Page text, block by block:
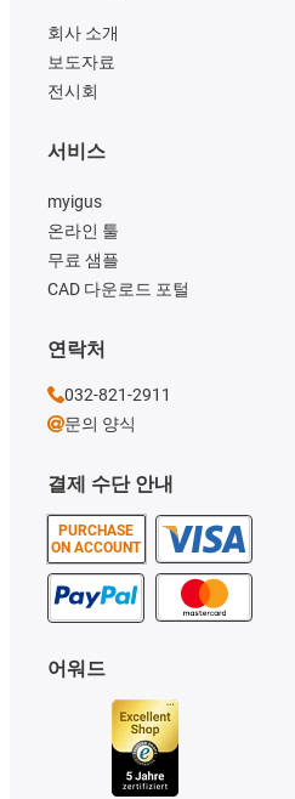
회사 소개
보도자료
전시회
결제 수단 안내
PURCHASE
ON ACCOUNT
서비스
myigus
온라인 툴
무료 샘플
CAD 다운로드 포털
어워드
연락처
032-821-2911
문의 양식